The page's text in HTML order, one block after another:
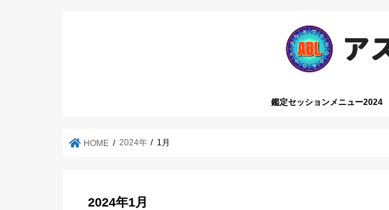
鑑定セッションメニュー2024
HOME 2024年 1月
2024年1月